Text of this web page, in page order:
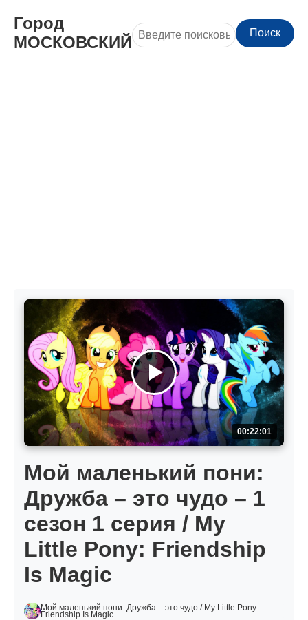
Город
МОСКОВСКИЙ
Поиск
00:22:01
Мой маленький пони:
Дружба – это чудо – 1
сезон 1 серия / My
Little Pony: Friendship
Is Magic
Мой маленький пони: Дружба – это чудо / My Little Pony:
Friendship Is Magic